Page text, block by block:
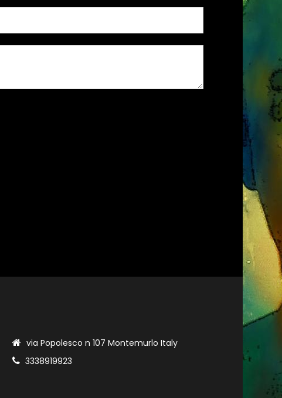
via Popolesco n 107 Montemurlo Italy
3338919923